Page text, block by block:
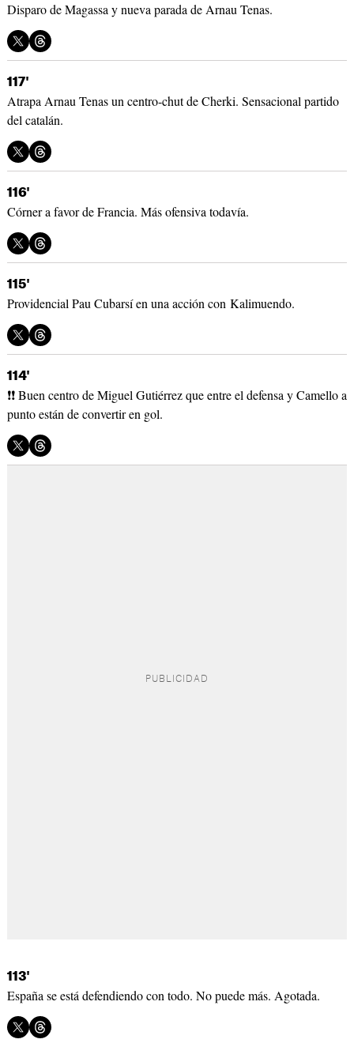
Disparo de Magassa y nueva parada de Arnau Tenas.
117'
Atrapa Arnau Tenas un centro-chut de Cherki. Sensacional partido
del catalán.
116'
Córner a favor de Francia. Más ofensiva todavía.
115'
Providencial Pau Cubarsí en una acción con Kalimuendo.
114'
❗❗ Buen centro de Miguel Gutiérrez que entre el defensa y Camello a
punto están de convertir en gol.
113'
España se está defendiendo con todo. No puede más. Agotada.